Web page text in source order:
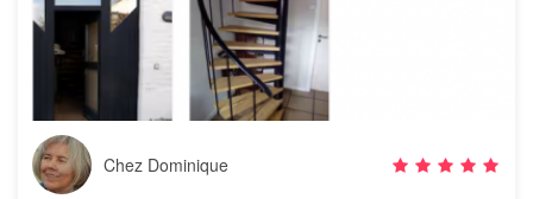
Chez Dominique